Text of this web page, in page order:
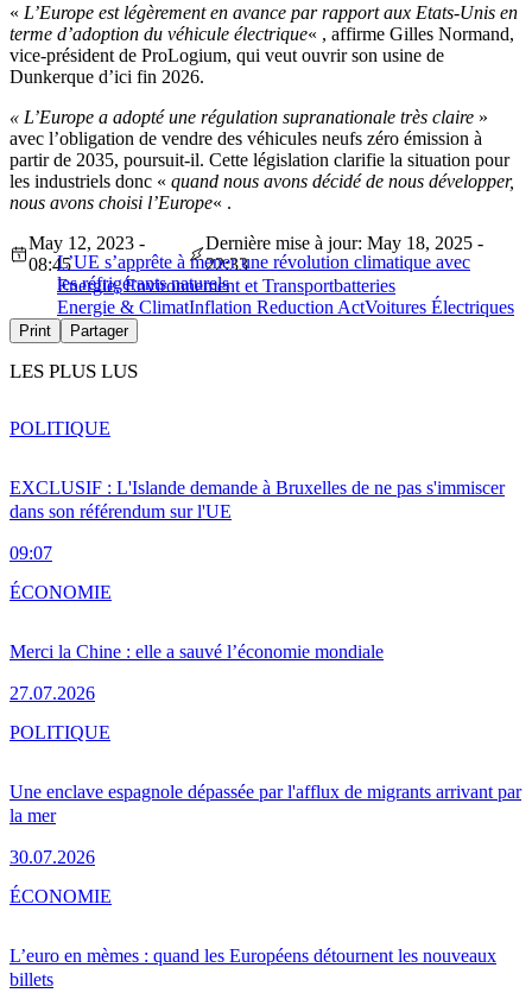
« L’Europe est légèrement en avance par rapport aux Etats-Unis en
terme d’adoption du véhicule électrique« , affirme Gilles Normand,
vice-président de ProLogium, qui veut ouvrir son usine de
Dunkerque d’ici fin 2026.
« L’Europe a adopté une régulation supranationale très claire »
avec l’obligation de vendre des véhicules neufs zéro émission à
partir de 2035, poursuit-il. Cette législation clarifie la situation pour
les industriels donc « quand nous avons décidé de nous développer,
nous avons choisi l’Europe« .
L’UE s’apprête à mener une révolution climatique avec
les réfrigérants naturels
May 12, 2023 -
08:45
Dernière mise à jour: May 18, 2025 -
22:33
Energie, Environnement et Transportbatteries
Energie & ClimatInflation Reduction ActVoitures Électriques
Print Partager
LES PLUS LUS
EXCLUSIF : L'Islande demande à Bruxelles de ne pas s'immiscer
dans son référendum sur l'UE
09:07
POLITIQUE
Merci la Chine : elle a sauvé l’économie mondiale
27.07.2026
ÉCONOMIE
Une enclave espagnole dépassée par l'afflux de migrants arrivant par
la mer
30.07.2026
POLITIQUE
L’euro en mèmes : quand les Européens détournent les nouveaux
billets
ÉCONOMIE